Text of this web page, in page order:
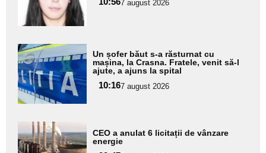
pentru
subtitlu
7 august 2026
Adaugă
aici textul
pentru
subtitlu
Un șofer băut s-a răsturnat cu
mașina, la Crasna. Fratele, venit să-l
ajute, a ajuns la spital
10:167 august 2026
Adaugă
aici textul
CEO a anulat 6 licitații de vânzare
energie